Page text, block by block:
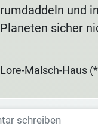
rumdaddeln und
Planeten sicher
Lore-Malsch-Haus